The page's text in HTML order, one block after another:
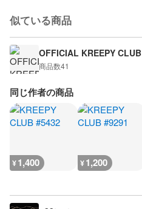
似ている商品
OFFICIAL KREEPY CLUB
商品数41
同じ作者の商品
¥1,400 ¥1,200